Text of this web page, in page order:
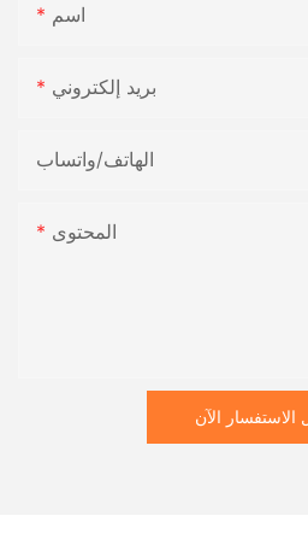
اسم
بريد إلكتروني
الهاتف/واتساب
المحتوى
الاستفسار الآن